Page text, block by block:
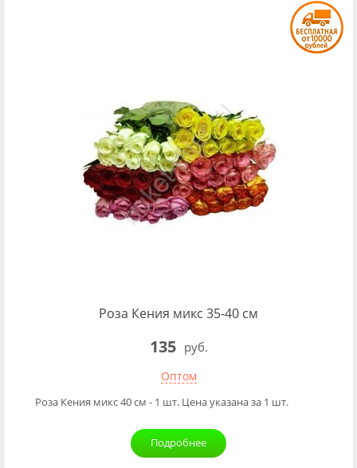
Роза Кения микс 35-40 см
135 руб.
Оптом
Роза Кения микс 40 см - 1 шт. Цена указана за 1 шт.
Подробнее